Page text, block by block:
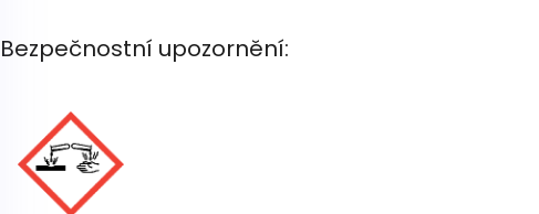
Bezpečnostní upozornění: